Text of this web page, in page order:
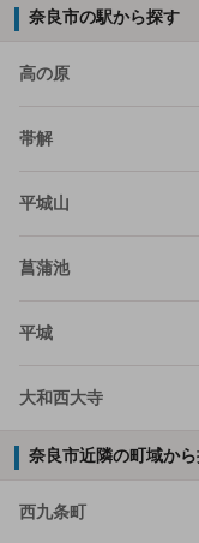
奈良市の駅から探す
高の原
帯解
平城山
菖蒲池
平城
大和西大寺
奈良市近隣の町域か
西九条町